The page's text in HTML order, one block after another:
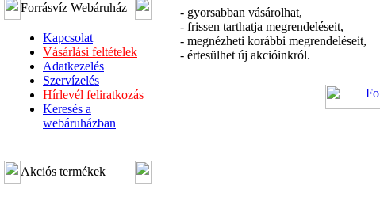
Forrásvíz Webáruház
Kapcsolat
Vásárlási feltételek
Adatkezelés
Szervízelés
Hírlevél feliratkozás
Keresés a
webáruházban
Akciós termékek
- gyorsabban vásárolhat,
- frissen tarthatja megrendeléseit,
- megnézheti korábbi megrendeléseit,
- értesülhet új akcióinkról.